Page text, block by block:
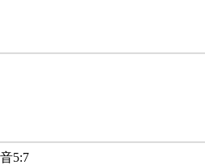
5:7